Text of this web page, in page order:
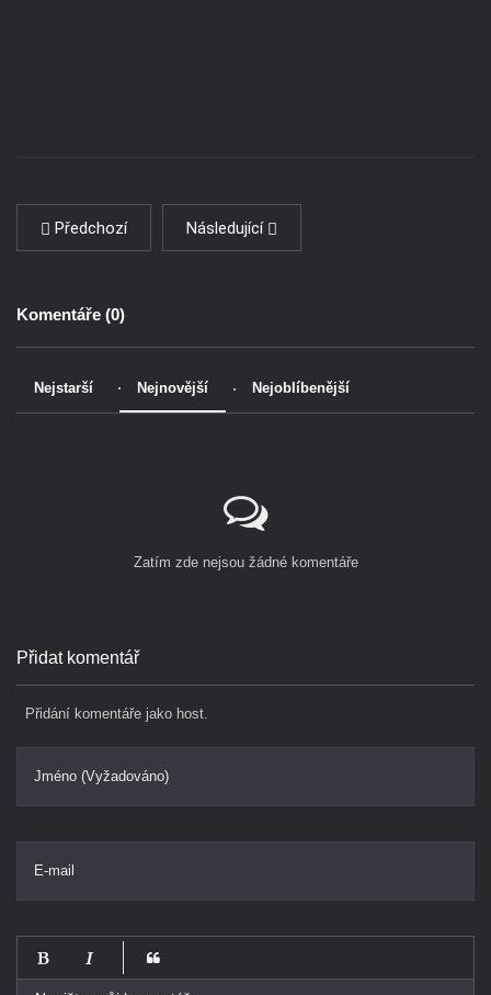
Předchozí Následující
Komentáře (0)
Nejstarší Nejnovější Nejoblíbenější
Zatím zde nejsou žádné komentáře
Přidat komentář
Přidání komentáře jako host.
Jméno (Vyžadováno)
E-mail